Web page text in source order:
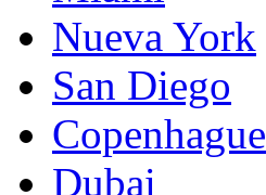
Nueva York
San Diego
Copenhague
Dubai